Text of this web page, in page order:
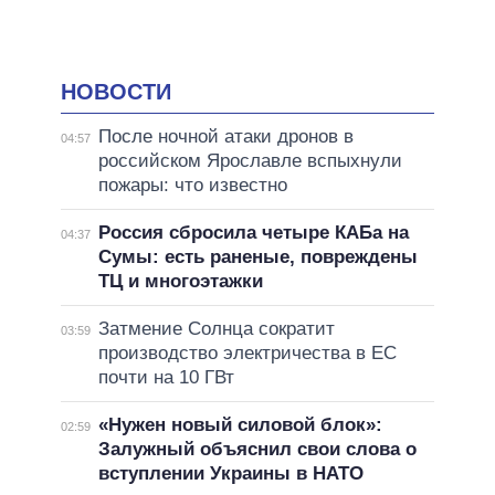
НОВОСТИ
04:57
После ночной атаки дронов в
российском Ярославле вспыхнули
пожары: что известно
04:37
Россия сбросила четыре КАБа на
Сумы: есть раненые, повреждены
ТЦ и многоэтажки
03:59 Затмение Солнца сократит
производство электричества в ЕС
почти на 10 ГВт
02:59 «Нужен новый силовой блок»:
Залужный объяснил свои слова о
вступлении Украины в НАТО